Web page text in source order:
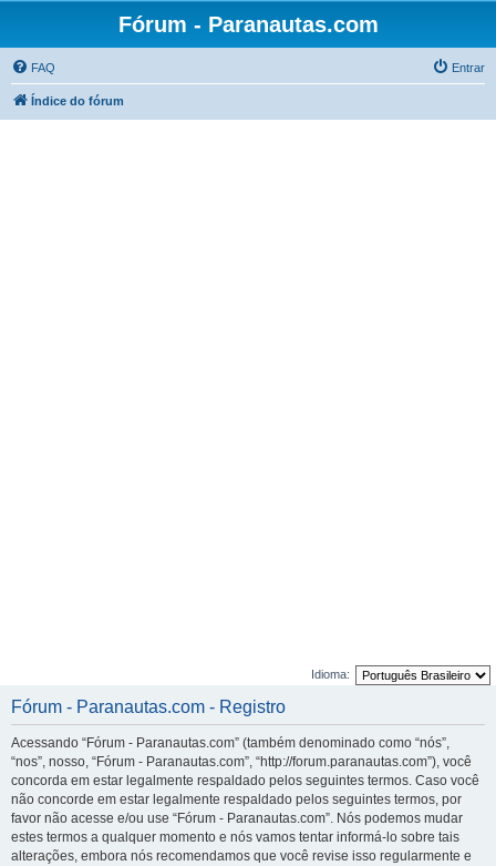
Fórum - Paranautas.com
FAQ Entrar
Índice do fórum
Idioma:
Fórum - Paranautas.com - Registro
Acessando “Fórum - Paranautas.com” (também denominado como “nós”,
“nos”, nosso, “Fórum - Paranautas.com”, “http://forum.paranautas.com”), você
concorda em estar legalmente respaldado pelos seguintes termos. Caso você
não concorde em estar legalmente respaldado pelos seguintes termos, por
favor não acesse e/ou use “Fórum - Paranautas.com”. Nós podemos mudar
estes termos a qualquer momento e nós vamos tentar informá-lo sobre tais
alterações, embora nós recomendamos que você revise isso regularmente e